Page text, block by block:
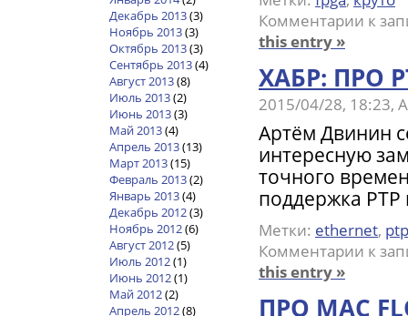
Комментарии к
this entry »
ХАБР: ПРО
2015/04/28, 18:23,
Артём Двинин
интересную
точного
поддержка
Метки: ethernet, ptp
Комментарии к
this entry »
ПРО MAC
Декабрь 2013(3)
Ноябрь 2013(3)
Октябрь 2013(3)
Сентябрь 2013(4)
Август 2013(8)
Июль 2013(2)
Июнь 2013(3)
Май 2013(4)
Апрель 2013(13)
Март 2013(15)
Февраль 2013(2)
Январь 2013(4)
Декабрь 2012(3)
Ноябрь 2012(6)
Август 2012(5)
Июль 2012(1)
Июнь 2012(1)
Май 2012(2)
Апрель 2012(8)